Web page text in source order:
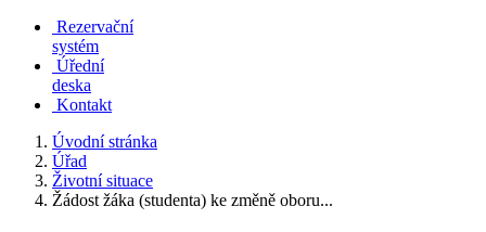
Rezervační
systém
Úřední
deska
Kontakt
Úvodní stránka
Úřad
Životní situace
Žádost žáka (studenta) ke změně oboru...